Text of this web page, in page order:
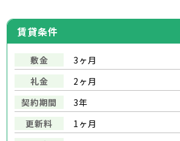
賃貸条件
敷金
3ヶ月
礼金
2ヶ月
契約期間
3年
更新料
1ヶ月